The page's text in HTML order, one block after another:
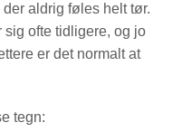
aldrig føles helt tør.
sig ofte tidligere, og jo
er det normalt at
tegn: